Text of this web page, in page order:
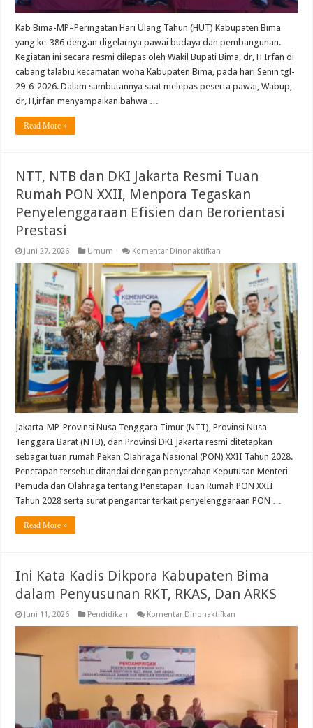
Kab Bima-MP–Peringatan Hari Ulang Tahun (HUT) Kabupaten Bima
yang ke-386 dengan digelarnya pawai budaya dan pembangunan.
Kegiatan ini secara resmi dilepas oleh Wakil Bupati Bima, dr, H Irfan di
cabang talabiu kecamatan woha Kabupaten Bima, pada hari Senin tgl-
29-6-2026. Dalam sambutannya saat melepas peserta pawai, Wabup,
dr, H,irfan menyampaikan bahwa …
Read More »
NTT, NTB dan DKI Jakarta Resmi Tuan
Rumah PON XXII, Menpora Tegaskan
Penyelenggaraan Efisien dan Berorientasi
Prestasi
Juni 27, 2026 Umum Komentar Dinonaktifkan
NTB
dan
DKI
Jakarta
Resmi
Tuan
Rumah
PON
Menpora
Tegaskan
Penyelenggaraan
Efisien
dan
Berorientasi
Prestasi
Jakarta-MP-Provinsi Nusa Tenggara Timur (NTT), Provinsi Nusa
Tenggara Barat (NTB), dan Provinsi DKI Jakarta resmi ditetapkan
sebagai tuan rumah Pekan Olahraga Nasional (PON) XXII Tahun 2028.
Penetapan tersebut ditandai dengan penyerahan Keputusan Menteri
Pemuda dan Olahraga tentang Penetapan Tuan Rumah PON XXII
Tahun 2028 serta surat pengantar terkait penyelenggaraan PON …
Read More »
Ini Kata Kadis Dikpora Kabupaten Bima
dalam Penyusunan RKT, RKAS, Dan ARKS
Juni 11, 2026 Pendidikan Komentar Dinonaktifkan
RKAS,
Dan
ARKS